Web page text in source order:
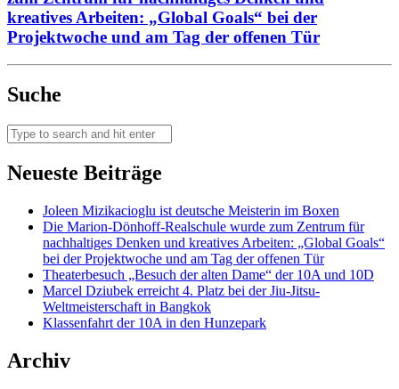
kreatives Arbeiten: „Global Goals“ bei der
Projektwoche und am Tag der offenen Tür
Suche
Neueste Beiträge
Joleen Mizikacioglu ist deutsche Meisterin im Boxen
Die Marion-Dönhoff-Realschule wurde zum Zentrum für
nachhaltiges Denken und kreatives Arbeiten: „Global Goals“
bei der Projektwoche und am Tag der offenen Tür
Theaterbesuch „Besuch der alten Dame“ der 10A und 10D
Marcel Dziubek erreicht 4. Platz bei der Jiu-Jitsu-
Weltmeisterschaft in Bangkok
Klassenfahrt der 10A in den Hunzepark
Archiv